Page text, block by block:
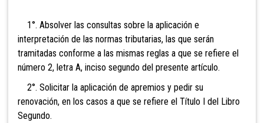
1°. Absolver las consultas sobre la aplicación e
interpretación de las normas tributarias, las que serán
tramitadas conforme a las mismas reglas a que se refiere el
número 2, letra A, inciso segundo del presente artículo.
2°. Solicitar la aplicación de apremios y pedir su
renovación, en los casos a que se refiere el Título I del Libro
Segundo.